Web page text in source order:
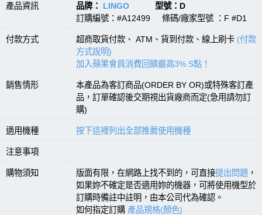
產品資訊 品牌： LINGO 型號：D
訂購編號：#A12499 條碼/廠家型號 ：F #D1
付款方式 超商取貨付款、 ATM、貨到付款、線上刷卡 (付款
方式說明)
加入蘋果會員消費回饋最高3% S點！
銷售情形
本產品為客訂商品(ORDER BY OR)或特殊客訂產
品，訂單確認後交期視出貨廠商而定(急用請勿訂
購)
適用機種 按下這裡列出全部推薦使用機種
注意事項
購物須知 版面有限，在網路上找不到的，可直接提出問題 ，
如果妳不確定是否適用妳的機器，可將使用機型於
訂購時備註中註明，由本公司代為確認。
如何指定訂購 產品規格(顏色)